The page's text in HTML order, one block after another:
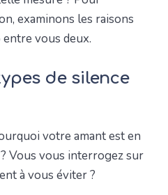
examinons les raisons
vous deux.
de silence
votre amant est en
Vous vous interrogez sur
à vous éviter ?